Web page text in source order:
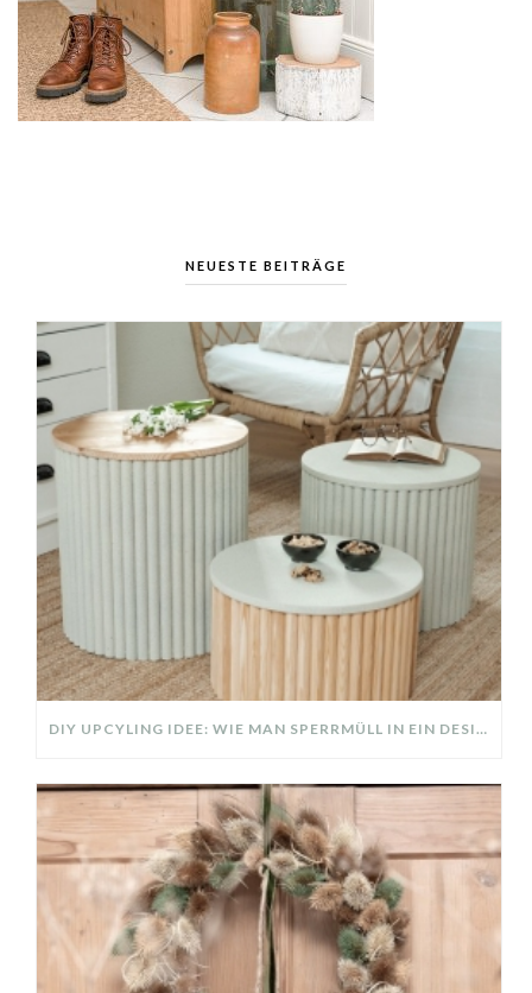
NEUESTE BEITRÄGE
DIY UPCYLING IDEE: WIE MAN SPERRMÜLL IN EIN DESIGNER TEIL VERWANDELT